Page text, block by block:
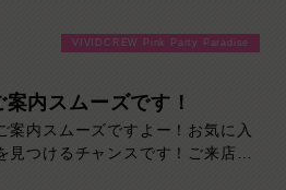
ンス！たっぷり楽しみたい方は
日の予定に合わせてお選びくださ
店お待ちしております！
VIVIDCREW Pink Party Paradise
案内スムーズです！
案内スムーズですよー！お気に入
見つけるチャンスです！ご来店お